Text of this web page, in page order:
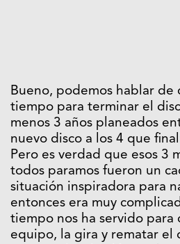
Bueno, podemos hablar de
tiempo para terminar el
menos 3 años planeados
nuevo disco a los 4 que
Pero es verdad que esos 3
todos paramos fueron un
situación inspiradora para
entonces era muy
tiempo nos ha servido para
equipo, la gira y rematar el